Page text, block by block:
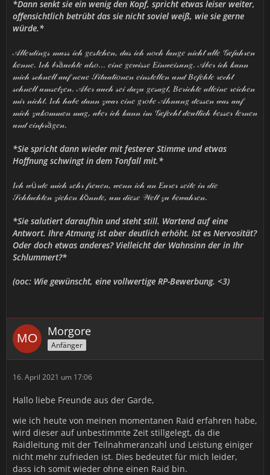
*Dann senkt sie ein wenig den Kopf, spricht etwas leiser weiter,
offensichtlich betrübt das sie nicht soviel weiß, wie sie gerne
würde.*
𝒜𝓁𝓁𝑒𝓇𝒹𝒾𝓃𝑔𝓈 𝓂𝓊𝓈𝓈 𝒾𝒸𝒽 𝑔𝑒𝓈𝓉𝑒𝒽𝑒𝓃, 𝒹𝒶𝓈 𝒾𝒸𝒽 𝓃𝑜𝒸𝒽 𝓁𝒶𝓃𝑔𝑒 𝓃𝒾𝒸𝒽𝓉 𝒶𝓁𝓁𝑒 𝒢𝑒𝒻𝒶𝒽𝓇𝑒𝓃
𝓀𝑒𝓃𝓃𝑒. 𝐼𝒸𝒽 𝒷𝓇ä𝓊𝒸𝒽𝓉𝑒 𝒶𝓁𝓈𝑜... 𝑒𝒾𝓃𝑒 𝑔𝑒𝓌𝒾𝓈𝓈𝑒 𝐸𝒾𝓃𝓌𝑒𝒾𝓈𝓊𝓃𝑔. 𝒜𝒷𝑒𝓇 𝒾𝒸𝒽 𝓀𝒶𝓃𝓃
𝓂𝒾𝒸𝒽 𝓈𝒸𝒽𝓃𝑒𝓁𝓁 𝒶𝓊𝒻 𝓃𝑒𝓊𝑒 𝒮𝒾𝓉𝓊𝒶𝓉𝒾𝑜𝓃𝑒𝓃 𝑒𝒾𝓃𝓈𝓉𝑒𝓁𝓁𝑒𝓃 𝓊𝓃𝒹 𝐵𝑒𝒻𝑒𝒽𝓁𝑒 𝓇𝑒𝒸𝒽𝓉
𝓈𝒸𝒽𝓃𝑒𝓁𝓁 𝓊𝓂𝓈𝑒𝓉𝓏𝑒𝓃. 𝒜𝒷𝑒𝓇 𝒶𝓊𝒸𝒽 𝓈𝑒𝒾 𝒹𝒶𝓏𝓊 𝑔𝑒𝓈𝒶𝑔𝓉, 𝐵𝑒𝓇𝒾𝒸𝒽𝓉𝑒 𝒶𝓁𝓁𝑒𝒾𝓃𝑒 𝓇𝑒𝒾𝒸𝒽𝑒𝓃
𝓂𝒾𝓇 𝓃𝒾𝒸𝒽𝓉. 𝐼𝒸𝒽 𝒽𝒶𝒷𝑒 𝒹𝒶𝓃𝓃 𝓏𝓌𝒶𝓇 𝑒𝒾𝓃𝑒 𝑔𝓇𝑜𝒷𝑒 𝒜𝒽𝓃𝓊𝓃𝑔 𝒹𝑒𝓈𝓈𝑒𝓃 𝓌𝒶𝓈 𝒶𝓊𝒻
𝓂𝒾𝒸𝒽 𝓏𝓊𝓀𝑜𝓂𝓂𝑒𝓃 𝓂𝒶𝑔, 𝒶𝒷𝑒𝓇 𝒾𝒸𝒽 𝓀𝒶𝓃𝓃 𝒾𝓂 𝒢𝑒𝒻𝑒𝒸𝒽𝓉 𝒹𝑒𝓊𝓉𝓁𝒾𝒸𝒽 𝒷𝑒𝓈𝓈𝑒𝓇 𝓁𝑒𝓇𝓃𝑒𝓃
𝓊𝓃𝒹 𝑒𝒾𝓃𝓅𝓇ä𝑔𝑒𝓃.
*Sie spricht dann wieder mit festerer Stimme und etwas
Hoffnung schwingt in dem Tonfall mit.*
𝐼𝒸𝒽 𝓌ü𝓇𝒹𝑒 𝓂𝒾𝒸𝒽 𝓈𝑒𝒽𝓇 𝒻𝓇𝑒𝓊𝑒𝓃, 𝓌𝑒𝓃𝓃 𝒾𝒸𝒽 𝒶𝓃 𝐸𝓊𝓇𝑒𝓇 𝓈𝑒𝒾𝓉𝑒 𝒾𝓃 𝒹𝒾𝑒
𝒮𝒸𝒽𝓁𝒶𝒸𝒽𝓉𝑒𝓃 𝓏𝒾𝑒𝒽𝑒𝓃 𝓀ö𝓃𝓃𝓉𝑒, 𝓊𝓂 𝒹𝒾𝑒𝓈𝑒 𝒲𝑒𝓁𝓉 𝓏𝓊 𝒷𝑒𝓌𝒶𝒽𝓇𝑒𝓃.
*Sie salutiert daraufhin und steht still. Wartend auf eine
Antwort. Ihre Atmung ist aber deutlich erhöht. Ist es Nervosität?
Oder doch etwas anderes? Vielleicht der Wahnsinn der in Ihr
Schlummert?*
(ooc: Wie gewünscht, eine vollwertige RP-Bewerbung. <3)
Morgore
Anfänger
16. April 2021 um 17:06
Hallo liebe Freunde aus der Garde,
wie ich heute von meinen momentanen Raid erfahren habe,
wird dieser auf unbestimmte Zeit stillgelegt, da die
Raidleitung mit der Teilnahmeranzahl und Leistung einiger
nicht mehr zufrieden ist. Dies bedeutet für mich leider,
dass ich somit wieder ohne einen Raid bin.